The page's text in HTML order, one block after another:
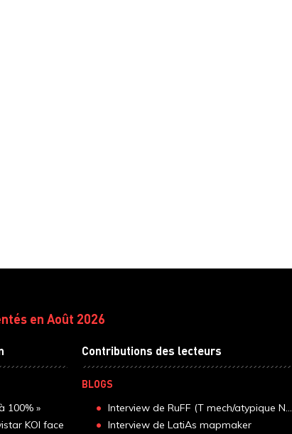
en Août 2026
100% »
KOI face
Contributions des lecteurs
BLOGS
Interview de RuFF (T mech/atypique N...
Interview de LatiAs mapmaker